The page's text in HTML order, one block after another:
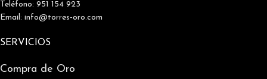
Teléfono: 951 154 923
Email: info@torres-oro.com
SERVICIOS
Compra de Oro